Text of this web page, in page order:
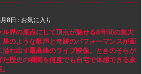
8日 : お気に入り
ル界の原点にして頂点が魅せる8年間の集大
星のような歌声と奇跡のパフォーマンスが画
溢れ出す最高峰のライブ映像。ときのそらが
た歴史の瞬間を何度でも自宅で体感できる永